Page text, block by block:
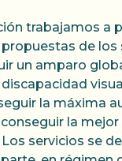
trabajamos a
de los
un amparo
la máxima
la
servicios se